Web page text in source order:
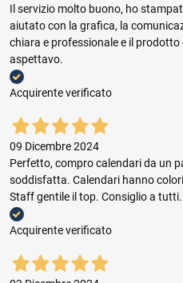
Il servizio molto buono, ho
aiutato con la grafica, la
chiara e professionale e il
aspettavo.
Acquirente verificato
09 Dicembre 2024
Perfetto, compro calendari da un
soddisfatta. Calendari hanno
Staff gentile il top. Consiglio a tutti.
Acquirente verificato